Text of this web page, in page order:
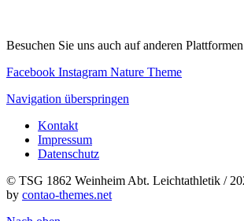
Besuchen Sie uns auch auf anderen Plattformen
Facebook Instagram Nature Theme
Navigation überspringen
Kontakt
Impressum
Datenschutz
© TSG 1862 Weinheim Abt. Leichtathletik /
by contao-themes.net